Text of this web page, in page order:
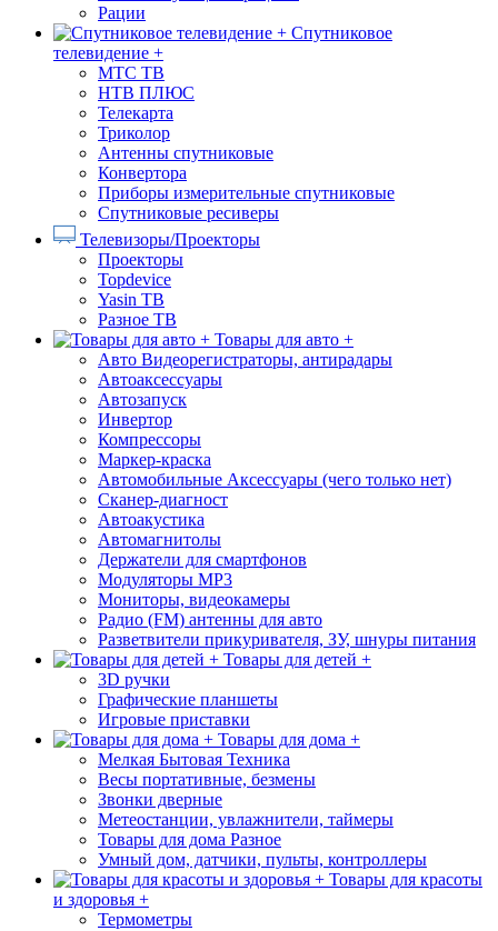
Рации
Спутниковое
телевидение +
МТС ТВ
НТВ ПЛЮС
Телекарта
Триколор
Антенны спутниковые
Конвертора
Приборы измерительные спутниковые
Спутниковые ресиверы
Телевизоры/Проекторы
Проекторы
Topdevice
Yasin ТВ
Разное ТВ
Товары для авто +
Авто Видеорегистраторы, антирадары
Автоаксессуары
Автозапуск
Инвертор
Компрессоры
Маркер-краска
Автомобильные Аксессуары (чего только нет)
Сканер-диагност
Автоакустика
Автомагнитолы
Держатели для смартфонов
Модуляторы МР3
Мониторы, видеокамеры
Радио (FM) антенны для авто
Разветвители прикуривателя, ЗУ, шнуры питания
Товары для детей +
3D ручки
Графические планшеты
Игровые приставки
Товары для дома +
Мелкая Бытовая Техника
Весы портативные, безмены
Звонки дверные
Метеостанции, увлажнители, таймеры
Товары для дома Разное
Умный дом, датчики, пульты, контроллеры
Товары для красоты
и здоровья +
Термометры